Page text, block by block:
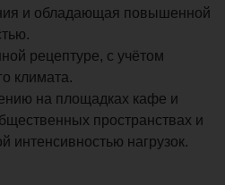
и обладающая повышенной
рецептуре, с учётом
климата.
на площадках кафе и
пространствах и
интенсивностью нагрузок.